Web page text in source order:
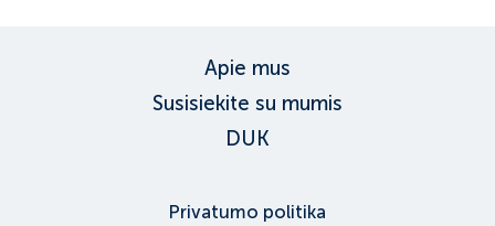
Apie mus
Susisiekite su mumis
DUK
Privatumo politika